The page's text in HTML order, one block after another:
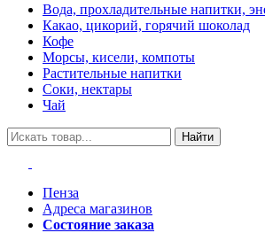
Вода, прохладительные напитки,
Какао, цикорий, горячий шоколад
Кофе
Морсы, кисели, компоты
Растительные напитки
Соки, нектары
Чай
Найти
Пенза
Адреса магазинов
Состояние заказа